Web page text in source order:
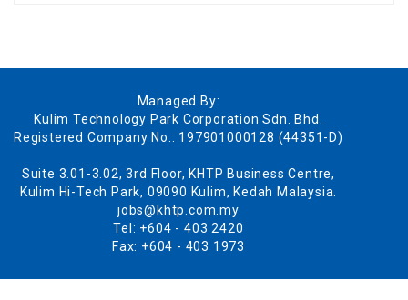
Managed By:
Kulim Technology Park Corporation Sdn. Bhd.
Registered Company No.: 197901000128 (44351-D)
Suite 3.01-3.02, 3rd Floor, KHTP Business Centre,
Kulim Hi-Tech Park, 09090 Kulim, Kedah Malaysia.
jobs@khtp.com.my
Tel: +604 - 403 2420
Fax: +604 - 403 1973